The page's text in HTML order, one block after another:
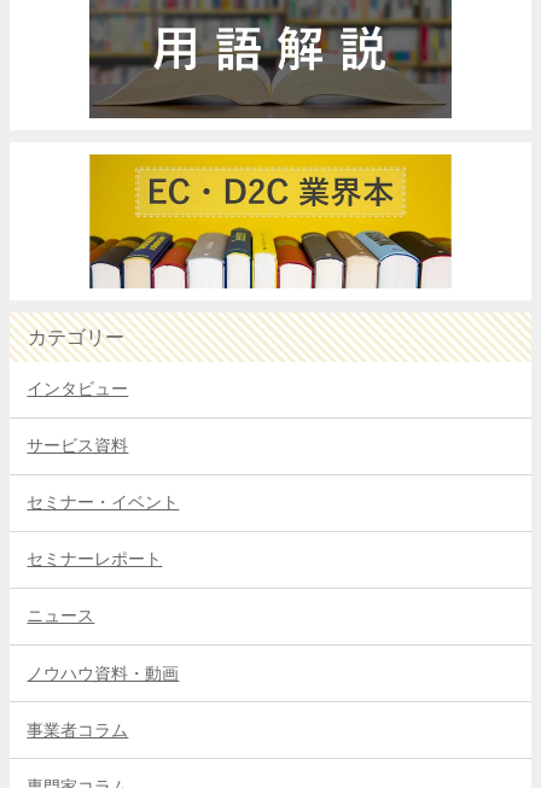
カテゴリー
インタビュー
サービス資料
セミナー・イベント
セミナーレポート
ニュース
ノウハウ資料・動画
事業者コラム